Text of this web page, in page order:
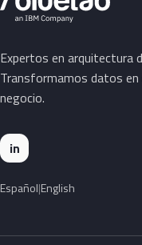
Expertos en arquitectura
Transformamos datos en
negocio.
in
Español English